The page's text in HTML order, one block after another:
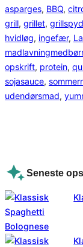
asparges, BBQ,
grill, grillet, grillspyd
hvidløg, ingefær,
opskrift, protein,
sojasauce,
udendørsmad,
Seneste